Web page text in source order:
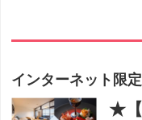
インターネット限定
★【